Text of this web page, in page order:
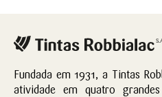
Fundada em 1931, a Tintas
atividade em quatro